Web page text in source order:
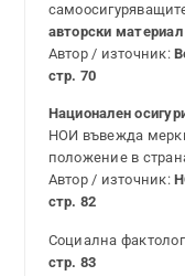
авторски материал
Автор / източник:
стр. 70
Национален
НОИ въвежда
положение в
Автор / източник:
стр. 82
Социална
стр. 83